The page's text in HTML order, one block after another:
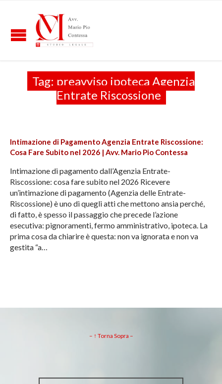
Tag: preavviso ipoteca Agenzia
Entrate Riscossione
Intimazione di Pagamento Agenzia Entrate Riscossione:
Cosa Fare Subito nel 2026 | Avv. Mario Pio Contessa
Intimazione di pagamento dall’Agenzia Entrate-
Riscossione: cosa fare subito nel 2026 Ricevere
un’intimazione di pagamento (Agenzia delle Entrate-
Riscossione) è uno di quegli atti che mettono ansia perché,
di fatto, è spesso il passaggio che precede l’azione
esecutiva: pignoramenti, fermo amministrativo, ipoteca. La
prima cosa da chiarire è questa: non va ignorata e non va
gestita “a…
– ↑ Torna Sopra –